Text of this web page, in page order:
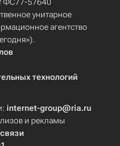
унитарное
агентство
технологий
internet-group@ria.ru
и рекламы